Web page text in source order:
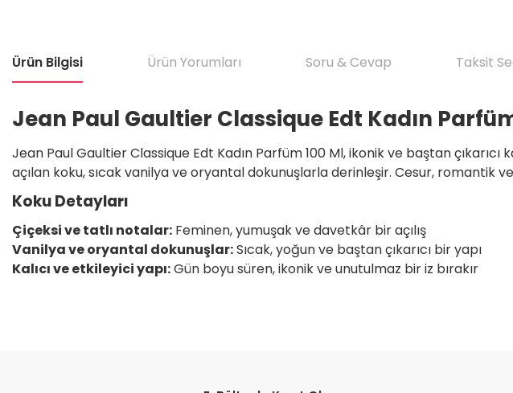
Ürün Bilgisi Ürün Yorumları Soru & Cevap Taksit
Jean Paul Gaultier Classique Edt Kadın
Jean Paul Gaultier Classique Edt Kadın Parfüm 100 Ml, ikonik ve baştan
açılan koku, sıcak vanilya ve oryantal dokunuşlarla derinleşir. Cesur, romantik ve
Koku Detayları
Çiçeksi ve tatlı notalar: Feminen, yumuşak ve davetkâr bir açılış
Vanilya ve oryantal dokunuşlar:Sıcak, yoğun ve baştan çıkarıcı bir yapı
Kalıcı ve etkileyici yapı:Gün boyu süren, ikonik ve unutulmaz bir iz bırakır